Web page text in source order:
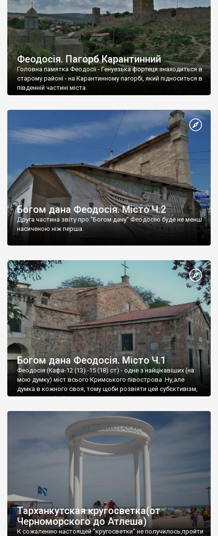
Феодосія. Пагорб Карантинний
Головна памятка Феодосії - Генуезька фортеця знаходиться в
старому районі - на Карантинному пагорбі, який підноситься в
південній частині міста.
Богом дана Феодосія. Місто Ч.2
Друга частина звіту про "Богом дану" Феодосію буде не менш
насиченою ніж перша.
Богом дана Феодосія. Місто Ч.1
Феодосія (Кафа-12 (13) -15 (18) ст) - одне з найцікавіших (на
мою думку) міст всього Кримського півострова .Ну,але
думка в кожного своя, тому щоби розвіяти цей субєктивізм,
запрошую відвідати це
Тарханкутская кругосветка(от
Черноморского до Атлеша)
К сожалению настоящей "кругосветки" не получилось,пройти